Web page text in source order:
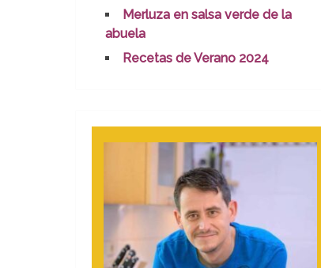
Merluza en salsa verde de la
abuela
Recetas de Verano 2024